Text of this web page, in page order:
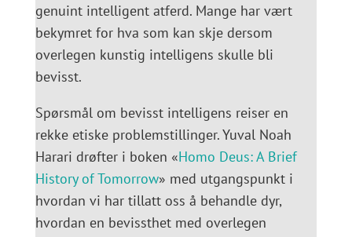
genuint intelligent atferd. Mange har vært
bekymret for hva som kan skje dersom
overlegen kunstig intelligens skulle bli
bevisst.
Spørsmål om bevisst intelligens reiser en
rekke etiske problemstillinger. Yuval Noah
Harari drøfter i boken «Homo Deus: A Brief
History of Tomorrow» med utgangspunkt i
hvordan vi har tillatt oss å behandle dyr,
hvordan en bevissthet med overlegen